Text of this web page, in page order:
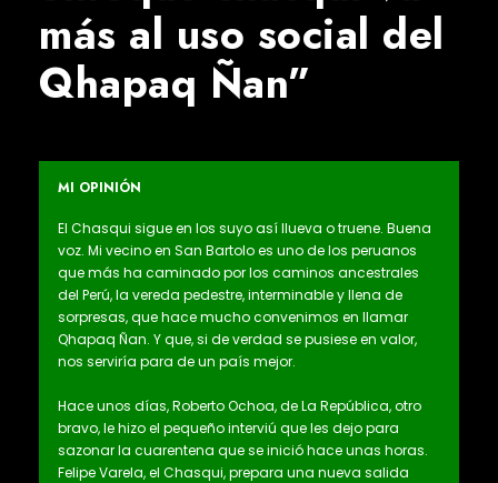
más al uso social del
Qhapaq Ñan”
MI OPINIÓN
El Chasqui sigue en los suyo así llueva o truene. Buena
voz. Mi vecino en San Bartolo es uno de los peruanos
que más ha caminado por los caminos ancestrales
del Perú, la vereda pedestre, interminable y llena de
sorpresas, que hace mucho convenimos en llamar
Qhapaq Ñan. Y que, si de verdad se pusiese en valor,
nos serviría para de un país mejor.
Hace unos días, Roberto Ochoa, de La República, otro
bravo, le hizo el pequeño interviú que les dejo para
sazonar la cuarentena que se inició hace unas horas.
Felipe Varela, el Chasqui, prepara una nueva salida